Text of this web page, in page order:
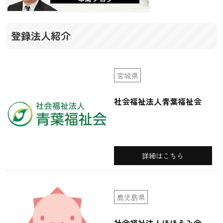
登録法人紹介
宮城県
社会福祉法人青葉福祉会
詳細はこちら
鹿児島県